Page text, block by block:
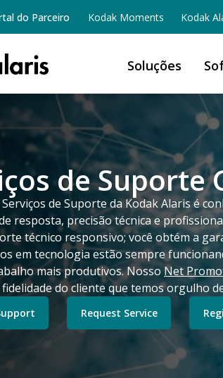
do Parceiro Kodak Moments Kodak
Soluções
de Suporte
de Suporte da Kodak Alaris é
resposta, precisão técnica e
técnico responsivo; você obtém a
em tecnologia estão sempre
mais produtivos. NossoNet
do cliente que temos orgulho
Request Service